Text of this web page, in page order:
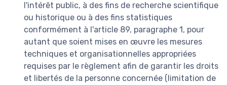
l'intérêt public, à des fins de recherche scientifique
ou historique ou à des fins statistiques
conformément à l'article 89, paragraphe 1, pour
autant que soient mises en œuvre les mesures
techniques et organisationnelles appropriées
requises par le règlement afin de garantir les droits
et libertés de la personne concernée (limitation de